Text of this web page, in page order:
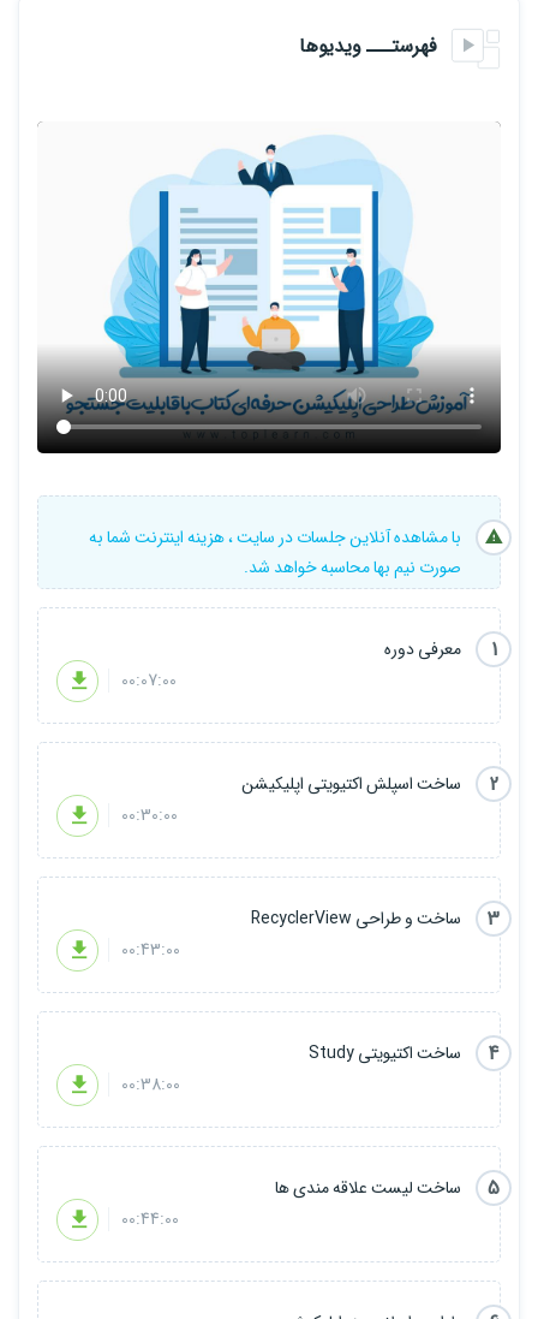
فهرستـــ ویدیوها
با مشاهده آنلاین جلسات در سایت ، هزینه اینترنت شما به
صورت نیم بها محاسبه خواهد شد.
1
معرفی دوره
00:07:00
2
ساخت اسپلش اکتیویتی اپلیکیشن
00:30:00
3
ساخت و طراحی RecyclerView
00:43:00
4
ساخت اکتیویتی Study
00:38:00
5
ساخت لیست علاقه مندی ها
00:44:00